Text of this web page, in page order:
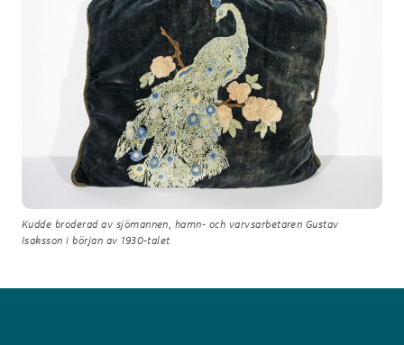
Kudde broderad av sjömannen, hamn- och varvsarbetaren Gustav
Isaksson i början av 1930-talet